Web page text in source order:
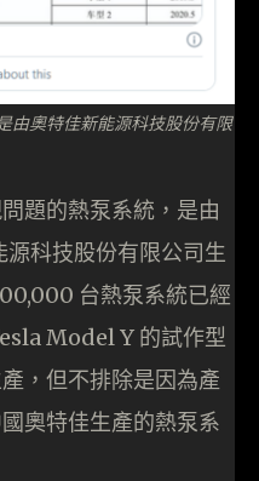
由奧特佳新能源科技股份有限
題的熱泵系統，是由
科技股份有限公司生
台熱泵系統已經
Model Y 的試作型
，但不排除是因為產
奧特佳生產的熱泵系